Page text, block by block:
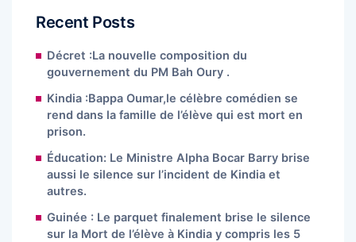
Recent Posts
Décret :La nouvelle composition du
gouvernement du PM Bah Oury .
Kindia :Bappa Oumar,le célèbre comédien se
rend dans la famille de l’élève qui est mort en
prison.
Éducation: Le Ministre Alpha Bocar Barry brise
aussi le silence sur l’incident de Kindia et
autres.
Guinée : Le parquet finalement brise le silence
sur la Mort de l’élève à Kindia y compris les 5